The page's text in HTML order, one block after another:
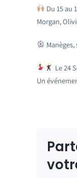
Du 15 au
Morgan,
Le 24
Un